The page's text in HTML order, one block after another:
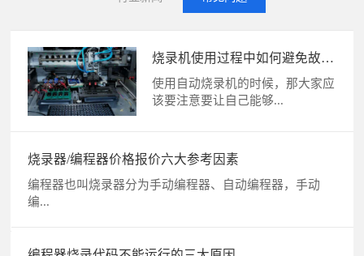
烧录机使用过程中如何避免故
使用自动烧录机的时候，那大家应
该要注意要让自己能够...
烧录器/编程器价格报价六大参考因素
编程器也叫烧录器分为手动编程器、自动编程器，手动
编...